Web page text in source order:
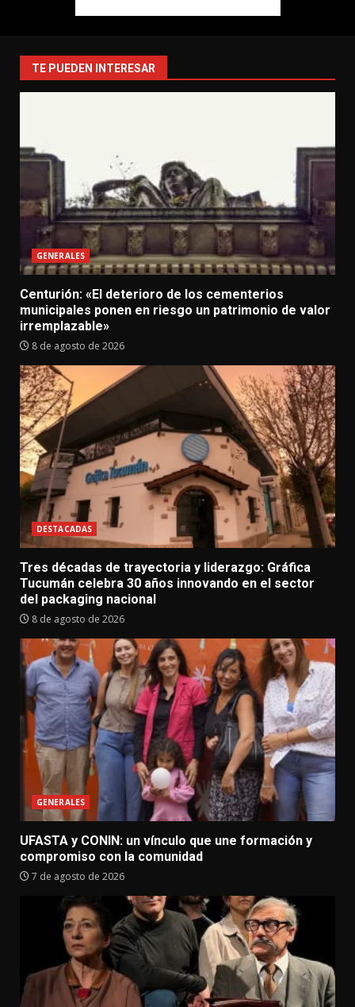
TE PUEDEN INTERESAR
GENERALES
Centurión: «El deterioro de los cementerios
municipales ponen en riesgo un patrimonio de valor
irremplazable»
8 de agosto de 2026
DESTACADAS
Tres décadas de trayectoria y liderazgo: Gráfica
Tucumán celebra 30 años innovando en el sector
del packaging nacional
8 de agosto de 2026
GENERALES
UFASTA y CONIN: un vínculo que une formación y
compromiso con la comunidad
7 de agosto de 2026